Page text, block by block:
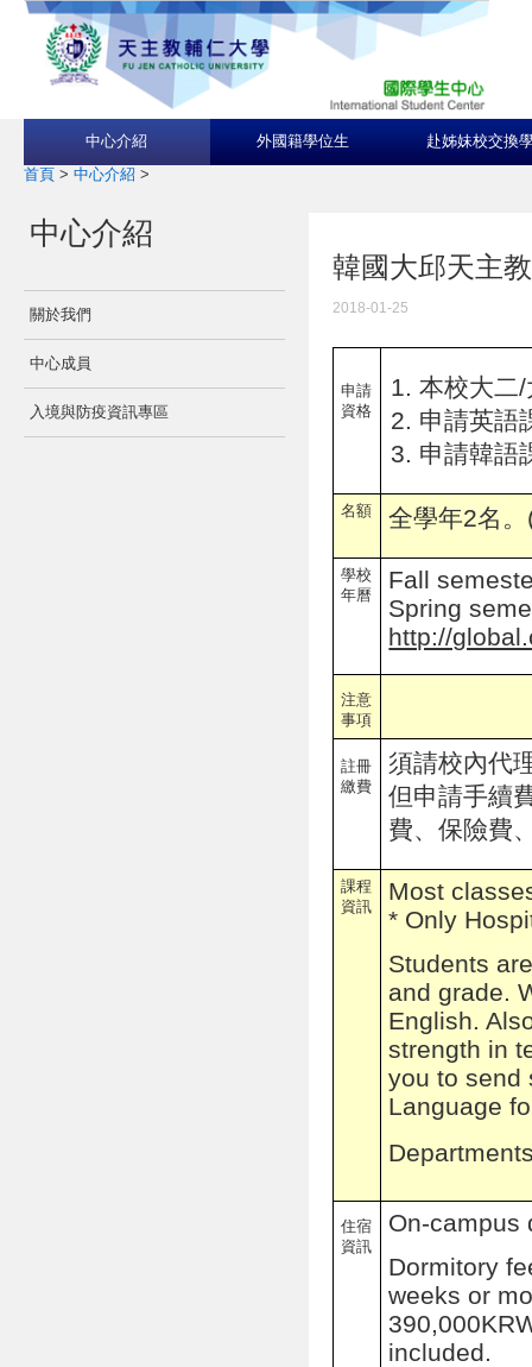
中心介紹 外國籍學位生 赴姊妹校交換
首頁 > 中心介紹 >
中心介紹
關於我們
中心成員
入境與防疫資訊專區
韓國大邱天主
2018-01-25
申請
資格
本校大二
申請英語
申請韓語
名額 全學年2名
學校
年曆
Fall
Spring
http://
注意
事項
註冊
繳費
須請校內代
但申請手續
費、保險費
課程
資訊
Most
* Only
Students
and grade.
English.
strength in
you to send
Language
住宿
資訊
On-campus
Dormitory
weeks or
included.